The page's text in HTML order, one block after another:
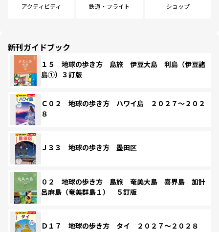
アクティビティ 鉄道・フライト ショップ
新刊ガイドブック
１５ 地球の歩き方 島旅 伊豆大島 利島（伊豆諸
島①）３訂版
Ｃ０２ 地球の歩き方 ハワイ島 ２０２７～２０２
８
Ｊ３３ 地球の歩き方 墨田区
０２ 地球の歩き方 島旅 奄美大島 喜界島 加計
呂麻島（奄美群島１） ５訂版
Ｄ１７ 地球の歩き方 タイ ２０２７～２０２８